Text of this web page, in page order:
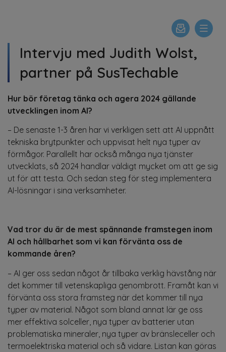
Intervju med Judith Wolst,
partner på SusTechable
Hur bör företag tänka och agera 2024 gällande
utvecklingen inom AI?
– De senaste 1-3 åren har vi verkligen sett att AI uppnått
tekniska brytpunkter och uppvisat helt nya typer av
förmågor. Parallellt har också många nya tjänster
utvecklats, så 2024 handlar väldigt mycket om att ge sig
ut för att testa. Och sedan steg för steg implementera
AI-lösningar i sina verksamheter.
Vad tror du är de mest spännande framstegen inom
AI och hållbarhet som vi kan förvänta oss de
kommande åren?
– AI ger oss sedan något år tillbaka verklig hävstång när
det kommer till vetenskapliga genombrott. Framåt kan vi
förvänta oss stora framsteg när det kommer till nya
typer av material. Något som bland annat lär ge oss
mer effektiva solceller, nya typer av batterier utan
problematiska mineraler, nya typer av bränsleceller och
termoelektriska material och så vidare. Listan kan göras